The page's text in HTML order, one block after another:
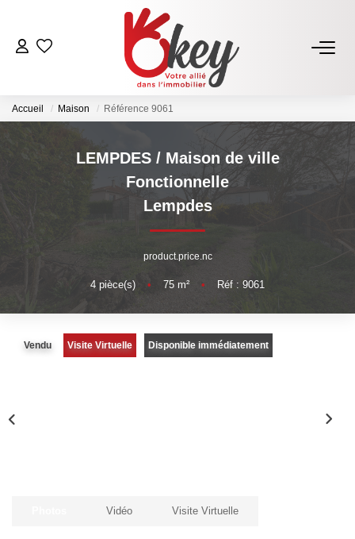
ACHETER
VENDRE
Estimer Mon Bien
Vendre Avec Okey
Combien D’acquéreurs Potentiels Pour Mon Bien ?
Espace Vendeur
Nos Annonces
Accueil Maison Référence 9061
LEMPDES / Maison de ville
Fonctionnelle
Lempdes
product.price.nc
4 pièce(s) • 75 m² • Réf : 9061
Vendu Visite Virtuelle Disponible immédiatement
Vidéo Visite Virtuelle